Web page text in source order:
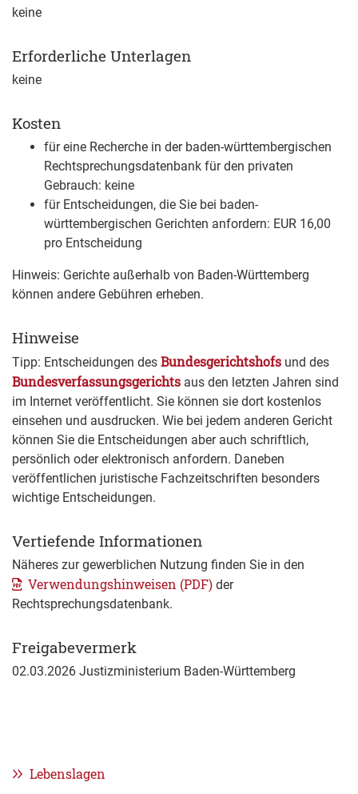
keine
Erforderliche Unterlagen
keine
Kosten
für eine Recherche in der baden-württembergischen
Rechtsprechungsdatenbank für den privaten
Gebrauch: keine
für Entscheidungen, die Sie bei baden-
württembergischen Gerichten anfordern: EUR 16,00
pro Entscheidung
Hinweis: Gerichte außerhalb von Baden-Württemberg
können andere Gebühren erheben.
Hinweise
Tipp: Entscheidungen des Bundesgerichtshofs und des
Bundesverfassungsgerichts aus den letzten Jahren sind
im Internet veröffentlicht. Sie können sie dort kostenlos
einsehen und ausdrucken. Wie bei jedem anderen Gericht
können Sie die Entscheidungen aber auch schriftlich,
persönlich oder elektronisch anfordern. Daneben
veröffentlichen juristische Fachzeitschriften besonders
wichtige Entscheidungen.
Vertiefende Informationen
Näheres zur gewerblichen Nutzung finden Sie in den
Verwendungshinweisen (PDF) der
Rechtsprechungsdatenbank.
Freigabevermerk
02.03.2026 Justizministerium Baden-Württemberg
Lebenslagen